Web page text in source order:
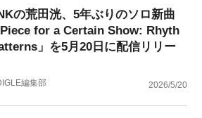
の荒田洸、5年ぶりのソロ新曲
Piece for a Certain Show: Rhyth
」を5月20日に配信リリー
編集部 2026/5/20